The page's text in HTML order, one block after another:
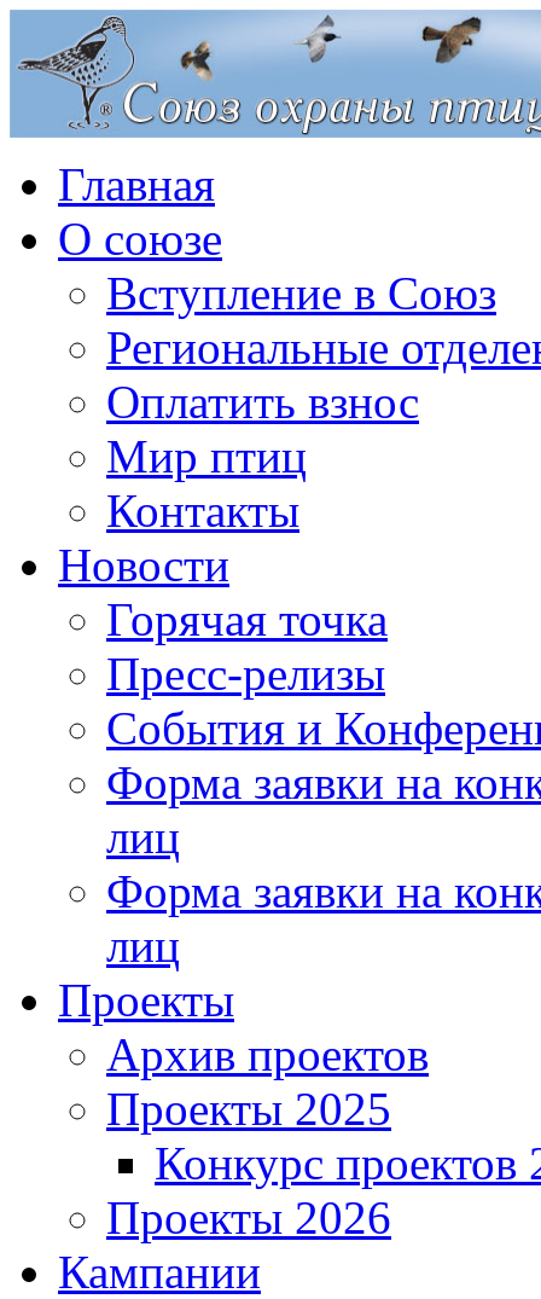
Главная
О союзе
Вступление в Союз
Региональные
Оплатить взнос
Мир птиц
Контакты
Новости
Горячая точка
Пресс-релизы
События и
Форма заявки на
лиц
Форма заявки на
лиц
Проекты
Архив проектов
Проекты 2025
Конкурс проектов
Проекты 2026
Кампании